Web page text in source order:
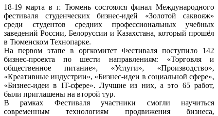
18-19 марта в г. Тюмень состоялся финал Международного
фестиваля студенческих бизнес-идей «Золотой саквояж»
среди студентов средних профессиональных учебных
заведений России, Белоруссии и Казахстана, который прошёл
в Тюменском Технопарке.
На первом этапе в оргкомитет Фестиваля поступило 142
бизнес-проекта по шести направлениям: «Торговля и
общественное питание», «Услуги», «Производство»,
«Креативные индустрии», «Бизнес-идеи в социальной сфере»,
«Бизнес-идеи в IT-сфере». Лучшие из них, а это 65 работ,
были приглашены на второй тур.
В рамках Фестиваля участники смогли научиться
современным технологиям продвижения бизнеса,